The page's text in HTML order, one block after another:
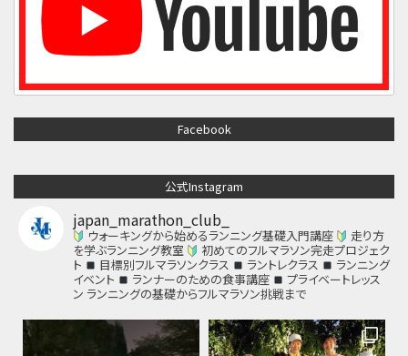
Facebook
公式Instagram
japan_marathon_club_
ウォーキングから始めるランニング基礎入門講座
走り方
を学ぶランニング教室
初めてのフルマラソン完走プロジェク
ト
目標別フルマラソンクラス ラントレクラス
ランニング
イベント
ランナーのための食事講座
プライベートレッス
ン ランニングの基礎からフルマラソン挑戦まで